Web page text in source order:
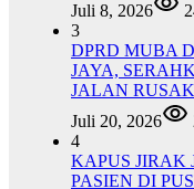
Juli 8, 2026
3
DPRD MUBA
JAYA,
JALAN RUSAK
Juli 20, 2026
4
KAPUS JIRAK
PASIEN DI